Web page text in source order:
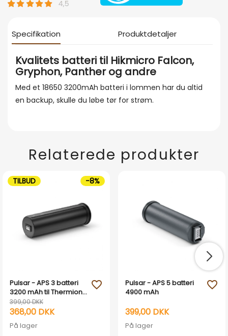
Specifikation Produktdetaljer
Kvalitets batteri til Hikmicro Falcon,
Gryphon, Panther og andre
Med et 18650 3200mAh batteri i lommen har du altid
en backup, skulle du løbe tør for strøm.
Relaterede produkter
Pulsar - APS 3 batteri
3200 mAh til Thermion
og Axion
399,00 DKK
368,00 DKK
På lager
favorite_outline
TILBUD -8%
Pulsar - APS 5 batteri
4900 mAh
399,00 DKK
På lager
favorite_outline